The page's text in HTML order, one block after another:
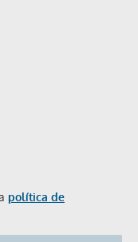
política de